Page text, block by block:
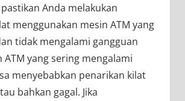
Anda melakukan
menggunakan mesin ATM yang
tidak mengalami gangguan
ATM yang sering mengalami
menyebabkan penarikan kilat
bahkan gagal. Jika